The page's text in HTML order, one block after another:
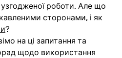
узгодженої роботи. Але що
сторонами, і як
?
на ці запитання та
щодо використання